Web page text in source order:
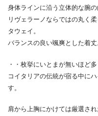
身体ラインに沿う立体的な腕の
リヴェラーノならではの丸く
タウェイ。
バランスの良い颯爽とした着丈
・・枚挙にいとまが無いほど
コイタリアの伝統が宿る中に
す。
肩から上胸にかけては厳選さ